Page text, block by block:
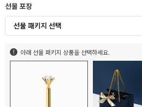
선물 포장
선물 패키지 선택
아래 선물 패키지 상품을 선택하세요.